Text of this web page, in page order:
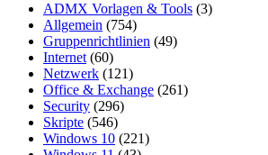
ADMX Vorlagen & Tools (3)
Allgemein (754)
Gruppenrichtlinien (49)
Internet (60)
Netzwerk (121)
Office & Exchange (261)
Security (296)
Skripte (546)
Windows 10 (221)